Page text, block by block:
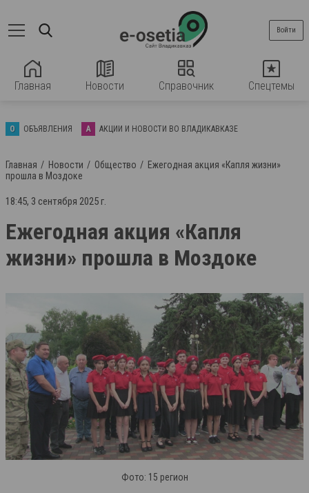
Главная Новости Справочник Спецтемы
Войти
О ОБЪЯВЛЕНИЯ А АКЦИИ И НОВОСТИ ВО ВЛАДИКАВКАЗЕ
Главная Новости Общество
Ежегодная акция «Капля жизни»
прошла в Моздоке
18:45, 3 сентября 2025 г.
Ежегодная акция «Капля
жизни» прошла в Моздоке
Фото: 15 регион